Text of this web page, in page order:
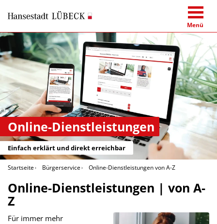
Menü
Online-Dienstleistungen
Einfach erklärt und direkt erreichbar
Startseite Bürgerservice Online-Dienstleistungen von A-Z
Online-Dienstleistungen | von A-
Z
Für immer mehr